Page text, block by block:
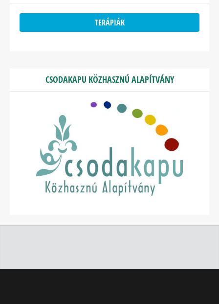
TERÁPIÁK
CSODAKAPU KÖZHASZNÚ ALAPÍTVÁNY